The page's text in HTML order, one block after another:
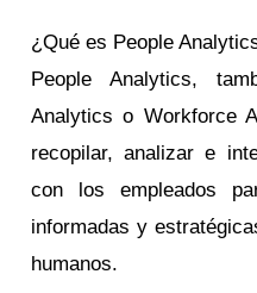
¿Qué es People
People Analytics,
Analytics o Workforce
recopilar, analizar e
con los empleados
informadas y
humanos.